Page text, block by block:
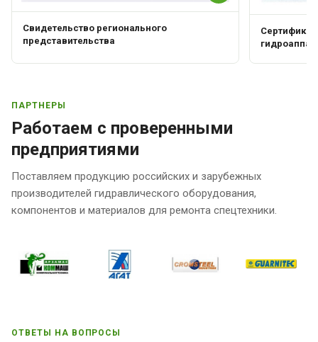
Свидетельство регионального
представительства
Сертификат
ПАРТНЕРЫ
Работаем с проверенными
предприятиями
Поставляем продукцию российских и зарубежных
производителей гидравлического оборудования,
компонентов и материалов для ремонта спецтехники.
ОТВЕТЫ НА ВОПРОСЫ